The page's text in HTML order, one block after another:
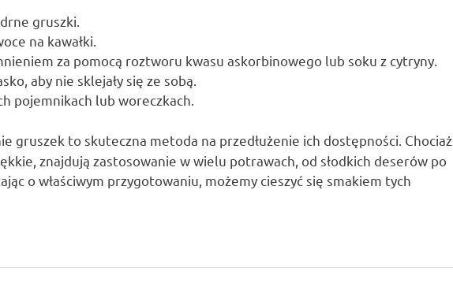
gruszki.
na kawałki.
za pomocą roztworu kwasu askorbinowego lub soku z cytryny.
aby nie sklejały się ze sobą.
pojemnikach lub woreczkach.
gruszek to skuteczna metoda na przedłużenie ich dostępności. Chociaż
znajdują zastosowanie w wielu potrawach, od słodkich deserów po
o właściwym przygotowaniu, możemy cieszyć się smakiem tych